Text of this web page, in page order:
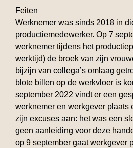
Feiten
Werknemer was sinds 2018 in
productiemedewerker. Op 7
werknemer tijdens het
werktijd) de broek van zijn
bijzijn van collega’s omlaag
blote billen op de werkvloer is
september 2022 vindt er een
werknemer en werkgever plaats
zijn excuses aan: het was een
geen aanleiding voor deze
op 9 september gaat werkgever